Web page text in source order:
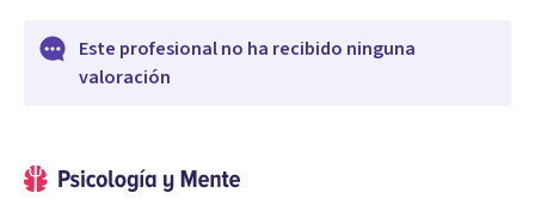
Este profesional no ha recibido ninguna
valoración